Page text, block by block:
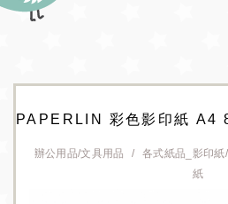
PAPERLIN 彩色影印紙 A4
辦公用品/文具用品 各式紙品_影印
紙